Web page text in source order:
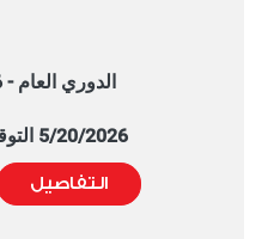
الدوري العام - 2025/2026
5/20/2026 التوقيت 8:00 PM
التفاصيل